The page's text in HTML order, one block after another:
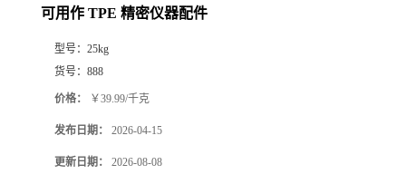
可用作 TPE 精密仪器配件
型号： 25kg
货号： 888
价格： ￥39.99/千克
发布日期： 2026-04-15
更新日期： 2026-08-08